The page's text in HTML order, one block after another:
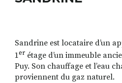
Sandrine est locataire d’un
1er étage d’un immeuble
Puy. Son chauffage et l’eau
proviennent du gaz naturel.